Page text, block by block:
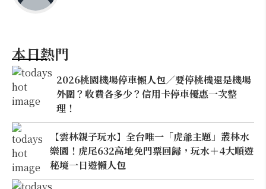
本日熱門
2026桃園機場停車懶人包／要停桃機還是機場
外圍？收費各多少？信用卡停車優惠一次整
理！
【雲林親子玩水】全台唯一「虎爺主題」叢林水
樂園！虎尾632高地免門票回歸，玩水＋4大順遊
秘境一日遊懶人包